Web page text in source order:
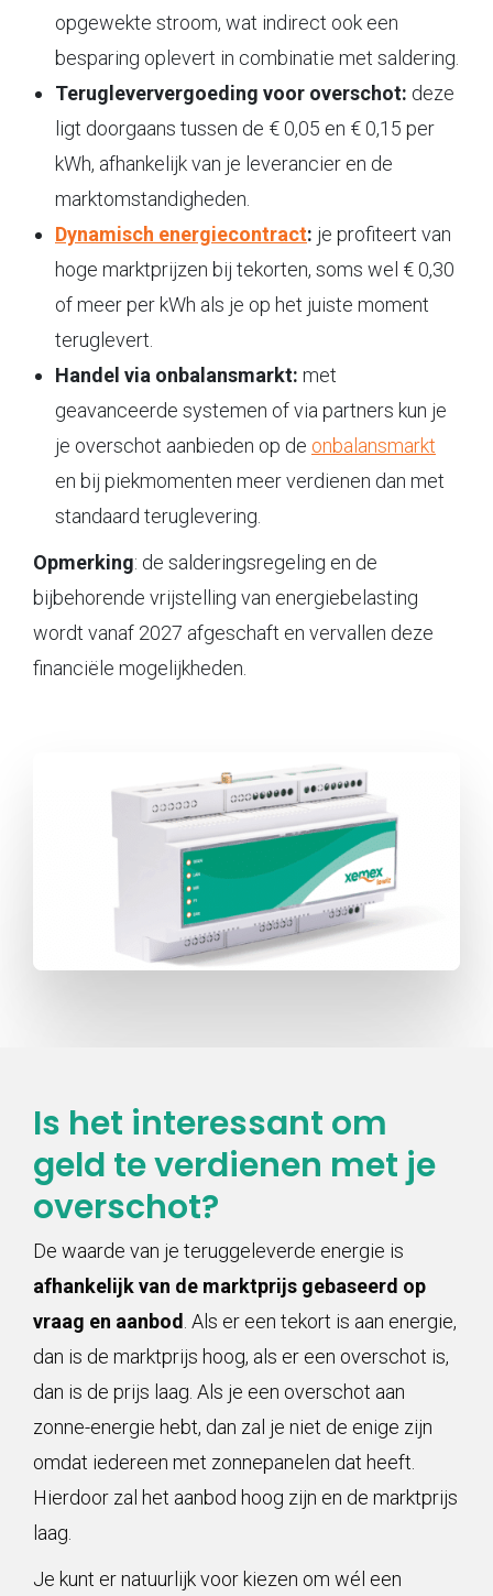
opgewekte stroom, wat indirect ook een
besparing oplevert in combinatie met saldering.
Terugleververgoeding voor overschot: deze
ligt doorgaans tussen de € 0,05 en € 0,15 per
kWh, afhankelijk van je leverancier en de
marktomstandigheden.
Dynamisch energiecontract: je profiteert van
hoge marktprijzen bij tekorten, soms wel € 0,30
of meer per kWh als je op het juiste moment
teruglevert.
Handel via onbalansmarkt: met
geavanceerde systemen of via partners kun je
je overschot aanbieden op de onbalansmarkt
en bij piekmomenten meer verdienen dan met
standaard teruglevering.
Opmerking: de salderingsregeling en de
bijbehorende vrijstelling van energiebelasting
wordt vanaf 2027 afgeschaft en vervallen deze
financiële mogelijkheden.
Is het interessant om
geld te verdienen met je
overschot?
De waarde van je teruggeleverde energie is
afhankelijk van de marktprijs gebaseerd op
vraag en aanbod. Als er een tekort is aan energie,
dan is de marktprijs hoog, als er een overschot is,
dan is de prijs laag. Als je een overschot aan
zonne-energie hebt, dan zal je niet de enige zijn
omdat iedereen met zonnepanelen dat heeft.
Hierdoor zal het aanbod hoog zijn en de marktprijs
laag.
Je kunt er natuurlijk voor kiezen om wél een